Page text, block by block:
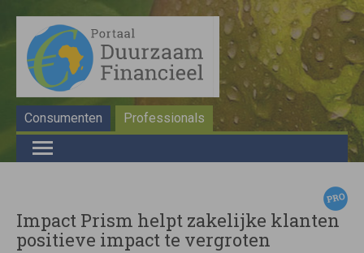
Consumenten Professionals
Impact Prism helpt zakelijke klanten
positieve impact te vergroten